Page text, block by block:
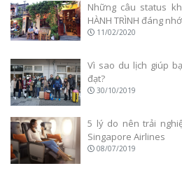
Những câu status
HÀNH TRÌNH đáng
11/02/2020
Vì sao du lịch giúp
đạt?
30/10/2019
5 lý do nên trải
Singapore Airlines
08/07/2019